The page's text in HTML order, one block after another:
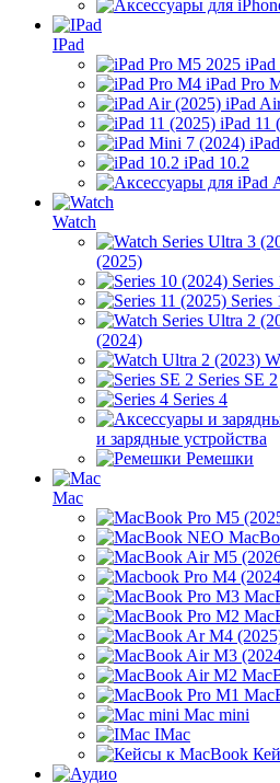
IPad
iPad Pro
iPad
iPad 11
iPad 10.2
Watch
(2025)
Series
Series
(2024)
Series SE 2
Series 4
и зарядные устройства
Ремешки
Mac
Mac mini
IMac